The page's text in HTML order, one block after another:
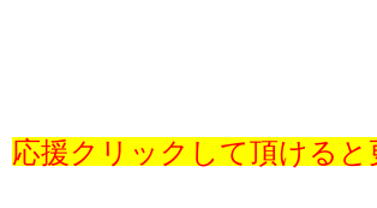
応援クリックして頂けると